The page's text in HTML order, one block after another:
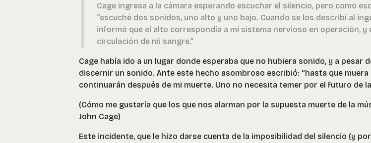
Cage ingresa a la cámara esperando escuchar el silencio, pero como
“escuché dos sonidos, uno alto y uno bajo. Cuando se los describí al
informó que el alto correspondía a mi sistema nervioso en operación, y
circulación de mi sangre.”
Cage había ido a un lugar donde esperaba que no hubiera sonido, y a pesar
discernir un sonido. Ante este hecho asombroso escribió: “hasta que muera
continuarán después de mi muerte. Uno no necesita temer por el futuro de la
(Cómo me gustaría que los que nos alarman por la supuesta muerte de la
John Cage)
Este incidente, que le hizo darse cuenta de la imposibilidad del silencio (y